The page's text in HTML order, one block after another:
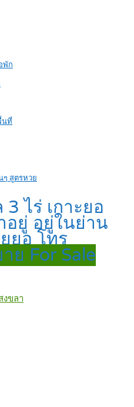
พัก
นที่
ๆ สูตรหวย
ไร่ เกาะยอ
อยู่ อยู่ในย่าน
ยอ โทร
ย For Sale
งขลา